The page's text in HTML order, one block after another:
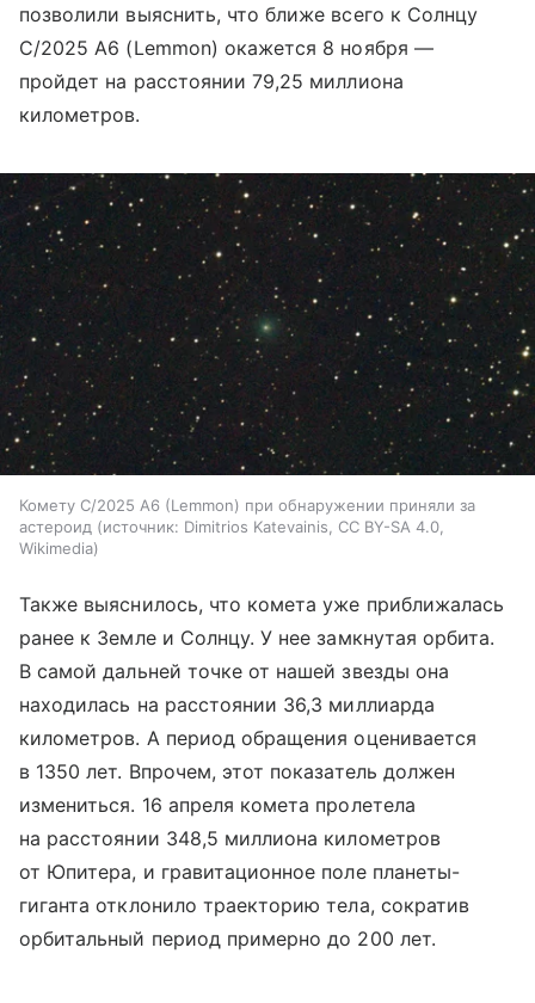
позволили выяснить, что ближе всего к Солнцу
C/2025 A6 (Lemmon) окажется 8 ноября —
пройдет на расстоянии 79,25 миллиона
километров.
Комету C/2025 A6 (Lemmon) при обнаружении приняли за
астероид
источник: Dimitrios Katevainis, CC BY-SA 4.0,
Wikimedia
Также выяснилось, что комета уже приближалась
ранее к Земле и Солнцу. У нее замкнутая орбита.
В самой дальней точке от нашей звезды она
находилась на расстоянии 36,3 миллиарда
километров. А период обращения оценивается
в 1350 лет. Впрочем, этот показатель должен
измениться. 16 апреля комета пролетела
на расстоянии 348,5 миллиона километров
от Юпитера, и гравитационное поле планеты-
гиганта отклонило траекторию тела, сократив
орбитальный период примерно до 200 лет.